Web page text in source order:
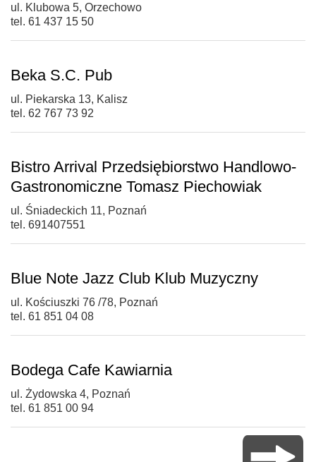
ul. Klubowa 5, Orzechowo
tel. 61 437 15 50
Beka S.C. Pub
ul. Piekarska 13, Kalisz
tel. 62 767 73 92
Bistro Arrival Przedsiębiorstwo Handlowo-
Gastronomiczne Tomasz Piechowiak
ul. Śniadeckich 11, Poznań
tel. 691407551
Blue Note Jazz Club Klub Muzyczny
ul. Kościuszki 76 /78, Poznań
tel. 61 851 04 08
Bodega Cafe Kawiarnia
ul. Żydowska 4, Poznań
tel. 61 851 00 94